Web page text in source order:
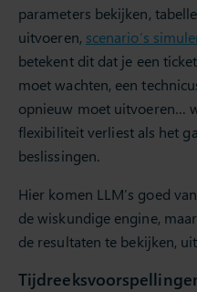
parameters bekijken,
uitvoeren, scenario’s
betekent dit dat je een
moet wachten, een
opnieuw moet uitvoeren…
flexibiliteit verliest als het
beslissingen.
Hier komen LLM’s goed
de wiskundige engine,
de resultaten te bekijken,